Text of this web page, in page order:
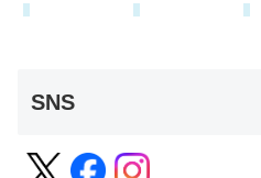
SNS